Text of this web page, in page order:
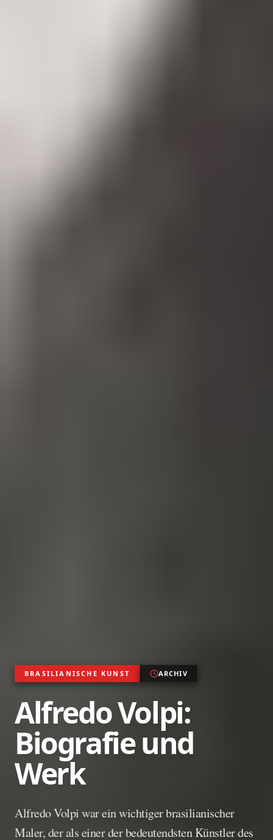
BRASILIANISCHE KUNST ARCHIV
Alfredo Volpi:
Biografie und
Werk
Alfredo Volpi war ein wichtiger brasilianischer
Maler, der als einer der bedeutendsten Künstler des